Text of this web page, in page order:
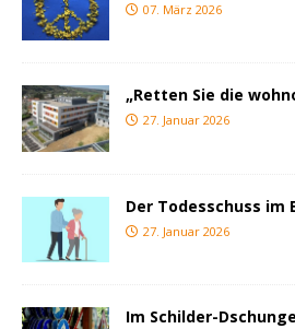
07. März 2026
„Retten Sie die
27. Januar 2026
Der Todesschuss im
27. Januar 2026
Im Schilder-